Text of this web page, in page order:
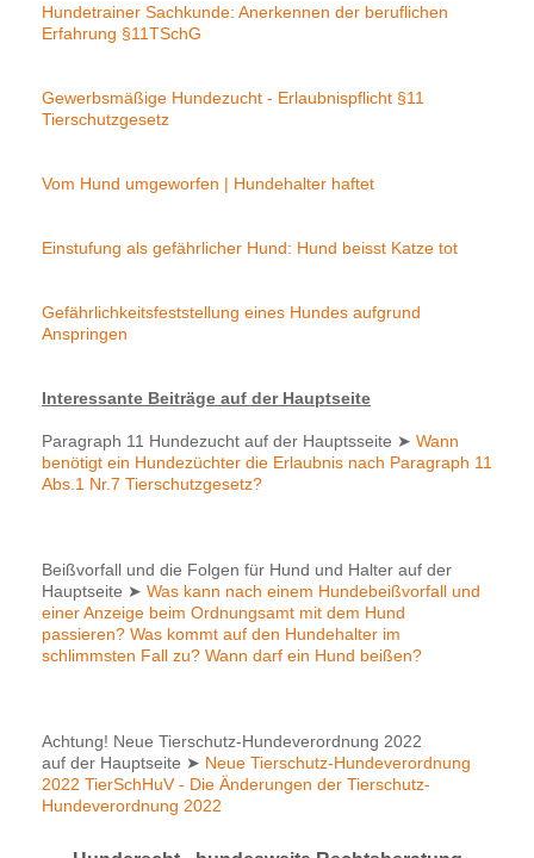
Hundetrainer Sachkunde: Anerkennen der beruflichen
Erfahrung §11TSchG
Gewerbsmäßige Hundezucht - Erlaubnispflicht §11
Tierschutzgesetz
Vom Hund umgeworfen | Hundehalter haftet
Einstufung als gefährlicher Hund: Hund beisst Katze tot
Gefährlichkeitsfeststellung eines Hundes aufgrund
Anspringen
Interessante Beiträge auf der Hauptseite
Paragraph 11 Hundezucht auf der Hauptsseite ➤ Wann
benötigt ein Hundezüchter die Erlaubnis nach Paragraph 11
Abs.1 Nr.7 Tierschutzgesetz?
Beißvorfall und die Folgen für Hund und Halter auf der
Hauptseite ➤ Was kann nach einem Hundebeißvorfall und
einer Anzeige beim Ordnungsamt mit dem Hund
passieren? Was kommt auf den Hundehalter im
schlimmsten Fall zu? Wann darf ein Hund beißen?
Achtung! Neue Tierschutz-Hundeverordnung 2022
auf der Hauptseite ➤ Neue Tierschutz-Hundeverordnung
2022 TierSchHuV - Die Änderungen der Tierschutz-
Hundeverordnung 2022